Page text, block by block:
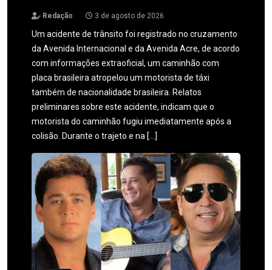
Redação 3 de agosto de 2026
Um acidente de trânsito foi registrado no cruzamento
da Avenida Internacional e da Avenida Acre, de acordo
com informações extraoficial, um caminhão com
placa brasileira atropelou um motorista de táxi
também de nacionalidade brasileira. Relatos
preliminares sobre este acidente, indicam que o
motorista do caminhão fugiu imediatamente após a
colisão. Durante o trajeto e na […]